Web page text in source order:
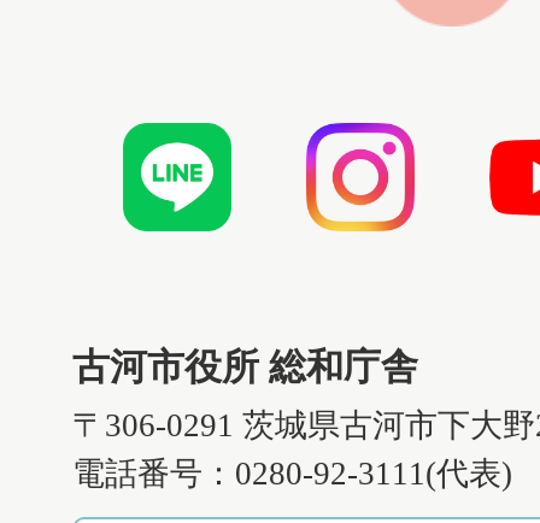
古河市役所 総和庁舎
〒306-0291 茨城県古河市下大
電話番号：0280-92-3111(代表)